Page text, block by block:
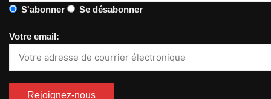
S'abonner Se désabonner
Votre email: